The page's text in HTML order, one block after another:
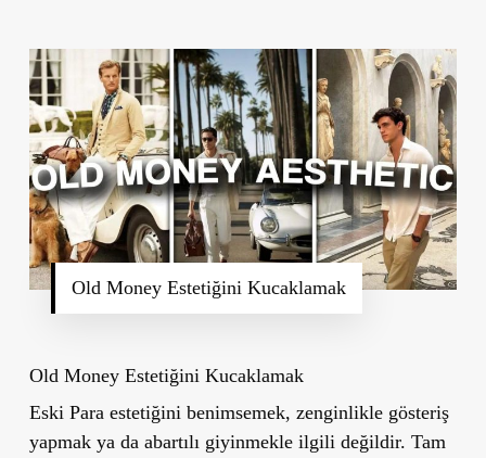
Old Money Estetiğini Kucaklamak
Old Money Estetiğini Kucaklamak
Eski Para estetiğini benimsemek, zenginlikle gösteriş
yapmak ya da abartılı giyinmekle ilgili değildir. Tam